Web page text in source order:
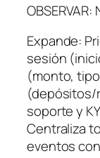
Expande:
sesión
(monto,
(depósitos/
soporte y
Centraliza
eventos